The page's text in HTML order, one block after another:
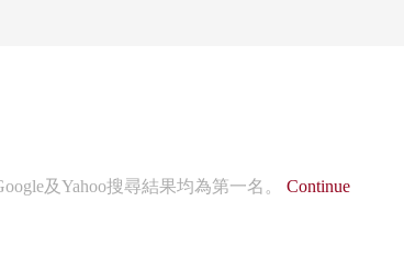
及Yahoo搜尋結果均為第一名。 Continue